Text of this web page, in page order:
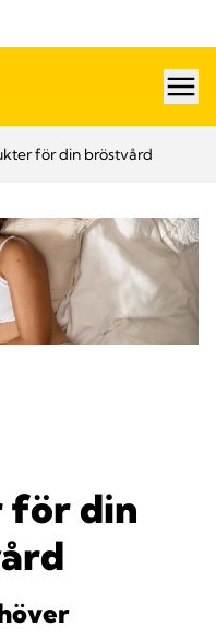
för din bröstvård
för din